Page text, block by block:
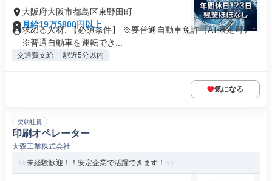
大阪府大阪市都島区東野田町
月給19万5800円以上
求める人材: 【必須条件】 ※要普通自動車免許（AT限定可）
※普通自動車を運転でき...
交通費支給 駅近5分以内
気になる
契約社員
印刷オペレーター
大森工業株式会社
未経験歓迎！！安定企業で活躍できます！